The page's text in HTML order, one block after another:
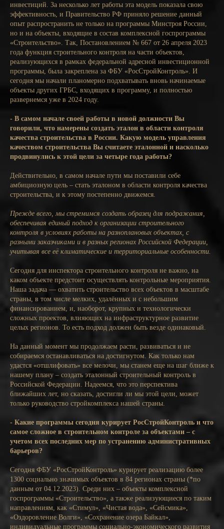
инвестиций. За несколько лет работы эта модель показала свою
эффективность, и Правительство РФ приняло решение данный
опыт распространить не только на программы Минстроя России,
но и на объекты, входящие в состав комплексной госпрограммы
«Строительство». Так, Постановлением № 667 от 26 апреля 2023
года функция строительного контроля на части объектов,
реализующихся в рамках федеральной адресной инвестиционной
программы, была закреплена за ФБУ «РосСтройКонтроль». И
сегодня мы начали планомерно подхватывать вновь начинаемые
объекты других ГРБС, входящих в программу, и полностью
развернемся уже в 2024 году.
- В самом начале своей работы в новой должности Вы
говорили, что намерены создать эталон в области контроля
качества строительства в России. Какую модель управления
качеством строительства Вы считаете эталонной и насколько
продвинулись к этой цели за четыре года работы?
Действительно, в самом начале пути мы поставили себе
амбициозную цель – стать эталоном в области контроля качества
строительства, и к этому постепенно движемся.
Прежде всего, мы стремимся создать образец для подражания,
обеспечивая единый подход к организации строительного
контроля в условиях работы на разноплановых объектах, с
разными заказчиками и в разных регионах Российской Федерации,
учитывая все её климатические и территориальные особенности.
Сегодня для инспектора строительного контроля не важно, на
каком объекте предстоит осуществлять контрольные мероприятия.
Наша задача — охватить строительство всех объектов в масштабе
страны, в том числе мелких, удалённых и с небольшим
финансированием, и, наоборот, крупных и технологически
сложных проектов, влияющих на инфраструктурное развитие
целых регионов. То есть подход должен быть везде одинаковый.
На данный момент мы продолжаем расти, развиваться и не
собираемся останавливаться на достигнутом. Как только нам
удастся «отшлифовать» все мелочи, мы станем еще на шаг ближе к
нашему плану – создать эталонный строительный контроль в
Российской Федерации. Надеемся, что это перспектива
ближайших лет, но сказать, достигли ли мы этой цели, может
только руководство стройкомплекса нашей страны.
- Какие программы сегодня курирует РосСтройКонтроль и что
самое сложное в строительном контроле за объектами – с
учетом всех последних мер по устранению административных
барьеров?
Сегодня ФБУ «РосСтройКонтроль» курирует реализацию более
1300 социально значимых объектов в 84 регионах страны (*по
данным от 04.12.2023). Среди них – объекты комплексной
госпрограммы «Строительство», а также реализующиеся по таким
направлениям, как «Стимул», «Чистая вода», «Сейсмика»,
«Оздоровление Волги», «Сохранение озера Байкал»,
индивидуальные программы социально-экономического развития